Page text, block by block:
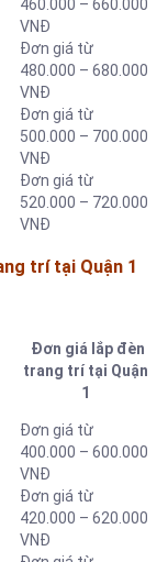
460.000 – 660.000
VNĐ
Đơn giá từ
480.000 – 680.000
VNĐ
Đơn giá từ
500.000 – 700.000
VNĐ
Đơn giá từ
520.000 – 720.000
VNĐ
trí tại Quận 1
Đơn giá lắp đèn
trang trí tại Quận
1
Đơn giá từ
400.000 – 600.000
VNĐ
Đơn giá từ
420.000 – 620.000
VNĐ